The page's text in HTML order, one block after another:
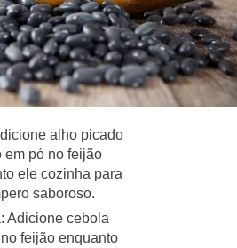
alho picado
em pó no feijão
ele cozinha para
saboroso.
Adicione cebola
feijão enquanto